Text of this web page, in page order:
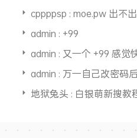
cppppsp : moe.pw 出不出
admin : +99